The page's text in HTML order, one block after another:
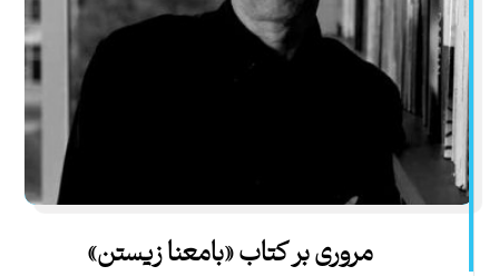
مروری بر کتاب «بامعنا زیستن»